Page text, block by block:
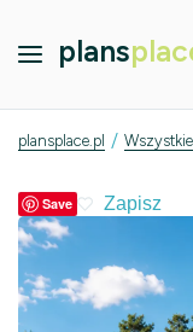
plans
plansplace.pl /
Save